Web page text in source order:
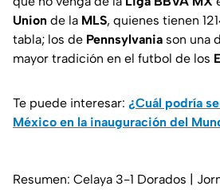
Union de la MLS, quienes tienen
tabla; los de Pennsylvania son una
mayor tradición en el futbol de los
Te puede interesar: ¿Cuál podría
México en la inauguración del
Resumen: Celaya 3-1 Dorados |